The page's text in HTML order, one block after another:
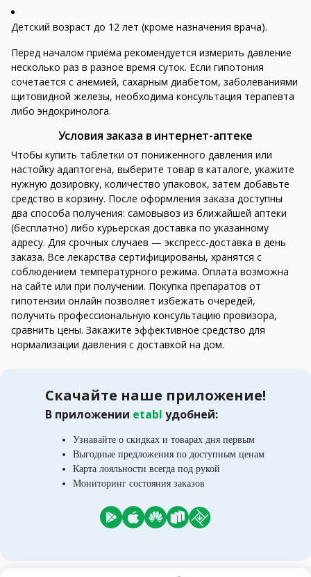
Детский возраст до 12 лет (кроме назначения врача).
Перед началом приёма рекомендуется измерить давление
несколько раз в разное время суток. Если гипотония
сочетается с анемией, сахарным диабетом, заболеваниями
щитовидной железы, необходима консультация терапевта
либо эндокринолога.
Условия заказа в интернет-аптеке
Чтобы купить таблетки от пониженного давления или
настойку адаптогена, выберите товар в каталоге, укажите
нужную дозировку, количество упаковок, затем добавьте
средство в корзину. После оформления заказа доступны
два способа получения: самовывоз из ближайшей аптеки
(бесплатно) либо курьерская доставка по указанному
адресу. Для срочных случаев — экспресс-доставка в день
заказа. Все лекарства сертифицированы, хранятся с
соблюдением температурного режима. Оплата возможна
на сайте или при получении. Покупка препаратов от
гипотензии онлайн позволяет избежать очередей,
получить профессиональную консультацию провизора,
сравнить цены. Закажите эффективное средство для
нормализации давления с доставкой на дом.
Скачайте наше приложение!
В приложении etabl удобней:
Узнавайте о скидках и товарах дня первым
Выгодные предложения по доступным ценам
Карта лояльности всегда под рукой
Мониторинг состояния заказов